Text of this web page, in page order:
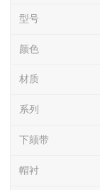
型号
颜色
材质
系列
下颏带
帽衬